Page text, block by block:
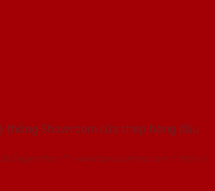
thống Showroom cửa thép hàng đầu
SaigonDoor™ - www.bancuathep.com | Đơn vị